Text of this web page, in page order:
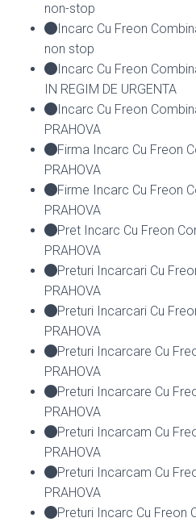
non-stop
Incarc Cu Freon
non stop
Incarc Cu Freon
IN REGIM DE URGENTA
Incarc Cu Freon
PRAHOVA
Firma Incarc Cu Freon
PRAHOVA
Firme Incarc Cu Freon
PRAHOVA
Pret Incarc Cu Freon
PRAHOVA
Preturi Incarcari Cu
PRAHOVA
Preturi Incarcari Cu
PRAHOVA
Preturi Incarcare Cu
PRAHOVA
Preturi Incarcare Cu
PRAHOVA
Preturi Incarcam Cu
PRAHOVA
Preturi Incarcam Cu
PRAHOVA
Preturi Incarc Cu Freon